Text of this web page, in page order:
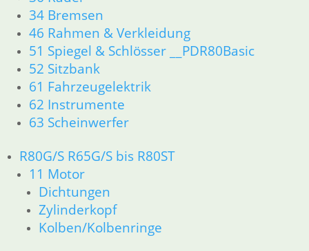
34 Bremsen
46 Rahmen & Verkleidung
51 Spiegel & Schlösser __PDR80Basic
52 Sitzbank
61 Fahrzeugelektrik
62 Instrumente
63 Scheinwerfer
R80G/S R65G/S bis R80ST
11 Motor
Dichtungen
Zylinderkopf
Kolben/Kolbenringe
51 Spiegel & Schlösser
52 Sitzbank
61 Fahrzeugelektrik
62 Instrumente
R 60/7 – R 100 RT Bj. 1976 – 1979
11 Motor
Dichtungen
Kolben/Kolbenringe
12 Motorelektrik
13 Vergaser
16 Tank
18 Auspuff
21 Kupplung
23 Getriebe